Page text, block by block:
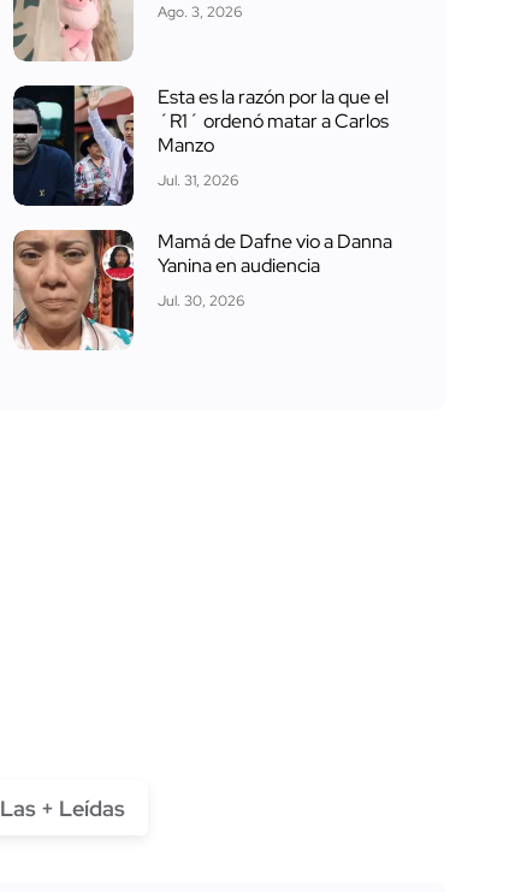
Ago. 3, 2026
Esta es la razón por la que el
´R1´ ordenó matar a Carlos
Manzo
Jul. 31, 2026
Mamá de Dafne vio a Danna
Yanina en audiencia
Jul. 30, 2026
Las + Leídas